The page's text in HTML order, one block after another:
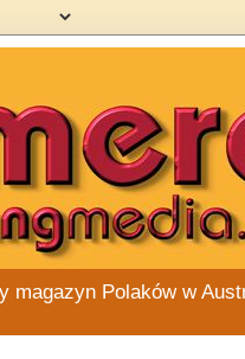
magazyn Polaków w